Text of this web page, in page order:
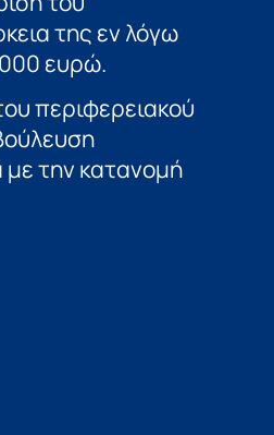
της εν λόγω
ευρώ.
περιφερειακού
την κατανομή